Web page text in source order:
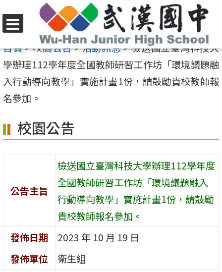
至
要
內
容
選
單
首頁>校園公告>活動訊息>檢送國立臺灣科技大
學辦理112學年度全國教師研習工作坊「環境議題融
入行動導向教學」實施計畫1份，請鼓勵貴校教師報
名參加。
校園公告
公告主旨
檢送國立臺灣科技大學辦理112學年度
全國教師研習工作坊「環境議題融入
行動導向教學」實施計畫1份，請鼓勵
貴校教師報名參加。
發佈日期
2023 年 10 月 19 日
發佈單位
衛生組